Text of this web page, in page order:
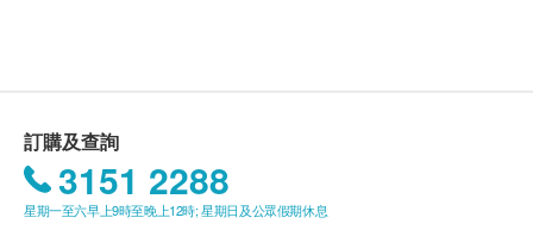
顧客請於購買時輸入正確的個人資料和地址以便安
排運送
訂購及查詢
3151 2288
星期一至六早上9時至晚上12時; 星期日及公眾假期休息